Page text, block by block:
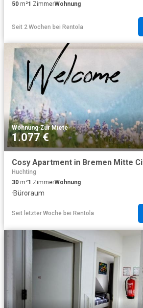
50 m²1 ZimmerWohnung
Seit 2 Wochen bei Rentola
Wohnung·Zur Miete
1.077 €
Huchting
30 m²1 ZimmerWohnung
·Büroraum
Seit letzter Woche bei Rentola